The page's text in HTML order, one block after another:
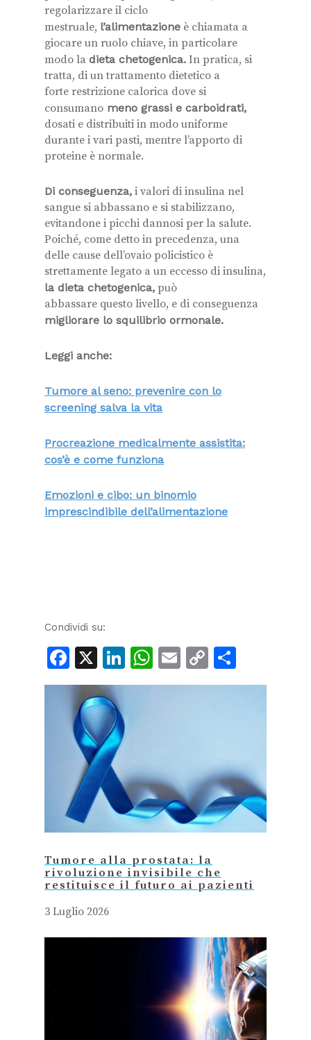
regolarizzare il ciclo
mestruale, l’alimentazione è chiamata a
giocare un ruolo chiave, in particolare
modo la dieta chetogenica. In pratica, si
tratta, di un trattamento dietetico a
forte restrizione calorica dove si
consumano meno grassi e carboidrati,
dosati e distribuiti in modo uniforme
durante i vari pasti, mentre l’apporto di
proteine è normale.
Di conseguenza, i valori di insulina nel
sangue si abbassano e si stabilizzano,
evitandone i picchi dannosi per la salute.
Poiché, come detto in precedenza, una
delle cause dell’ovaio policistico è
strettamente legato a un eccesso di insulina,
la dieta chetogenica, può
abbassare questo livello, e di conseguenza
migliorare lo squilibrio ormonale.
Leggi anche:
Tumore al seno: prevenire con lo
screening salva la vita
Procreazione medicalmente assistita:
cos’è e come funziona
Emozioni e cibo: un binomio
imprescindibile dell’alimentazione
Condividi su:
Facebook
X LinkedIn
WhatsApp
Email
Copy
Link
Tumore alla prostata: la
rivoluzione invisibile che
restituisce il futuro ai pazienti
3 Luglio 2026